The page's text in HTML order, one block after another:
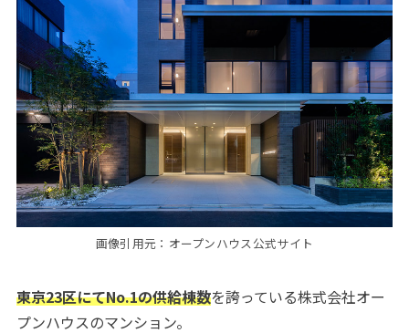
画像引用元：オープンハウス公式サイト
東京23区にてNo.1の供給棟数を誇っている株式会社オー
プンハウスのマンション。